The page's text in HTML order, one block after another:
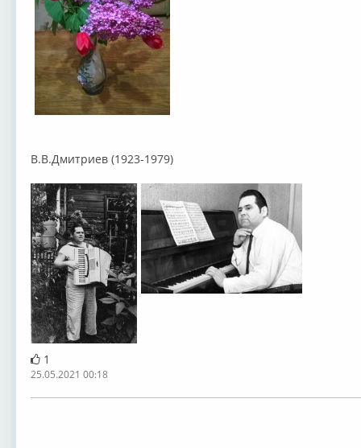
В.В.Дмитриев (1923-1979)
1
25.05.2021 00:18